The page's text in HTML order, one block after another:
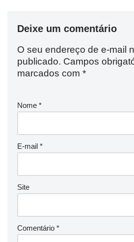
Deixe um comentário
O seu endereço de e-mail
publicado. Campos
marcados com *
Nome *
E-mail *
Site
Comentário *